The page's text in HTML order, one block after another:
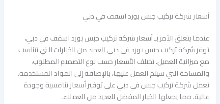
أسعار شركة تركيب جبس بورد اسقف في دبي
عندما يتعلق الأمر بـ أسعار شركة تركيب جبس بورد اسقف في دبي،
توفر شركة تركيب جبس بورد في دبي العديد من الخيارات التي تتناسب
مع ميزانية العميل. تختلف الأسعار حسب نوع التصميم المطلوب،
والمساحة التي سيتم العمل عليها، بالإضافة إلى المواد المستخدمة.
تعمل شركة تركيب جبس في دبي على توفير أسعار تنافسية وجودة
عالية، مما يجعلها الخيار المفضل للعديد من العملاء.